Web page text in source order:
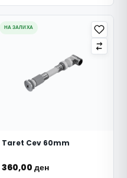
НА ЗАЛИХА
Taret Cev 60mm
360,00 ден